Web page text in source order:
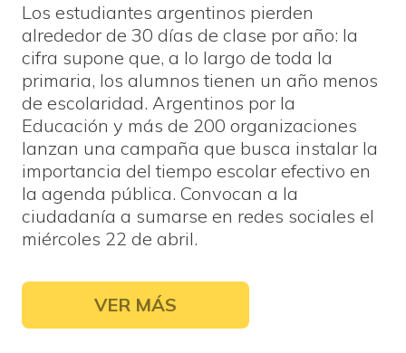
Los estudiantes argentinos pierden
alrededor de 30 días de clase por año: la
cifra supone que, a lo largo de toda la
primaria, los alumnos tienen un año menos
de escolaridad. Argentinos por la
Educación y más de 200 organizaciones
lanzan una campaña que busca instalar la
importancia del tiempo escolar efectivo en
la agenda pública. Convocan a la
ciudadanía a sumarse en redes sociales el
miércoles 22 de abril.
VER MÁS